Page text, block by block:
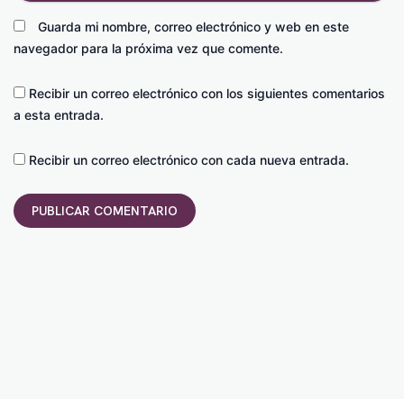
Guarda mi nombre, correo electrónico y web en este
navegador para la próxima vez que comente.
Recibir un correo electrónico con los siguientes comentarios
a esta entrada.
Recibir un correo electrónico con cada nueva entrada.